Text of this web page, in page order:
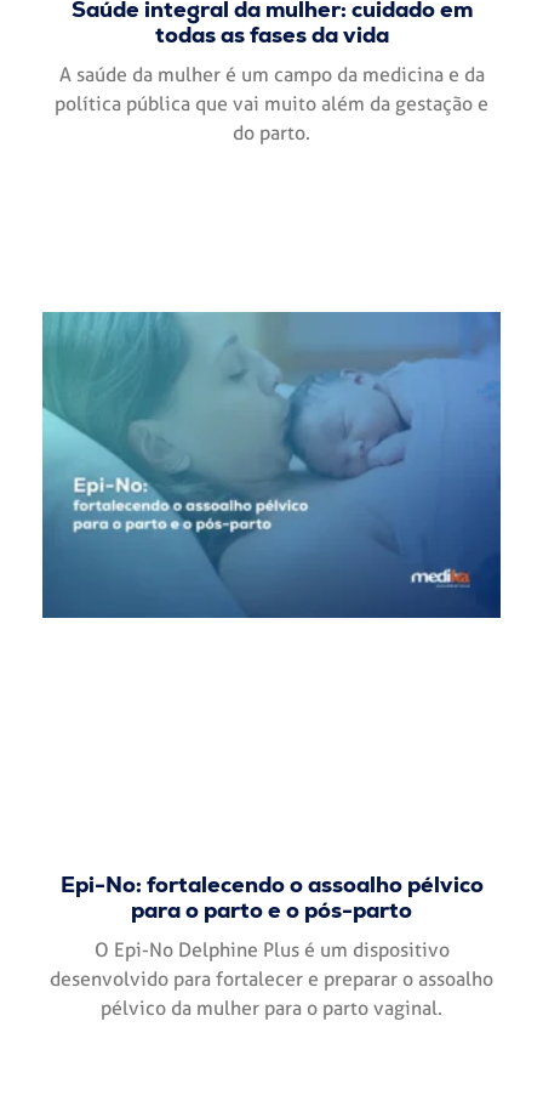
Saúde integral da mulher: cuidado em
todas as fases da vida
A saúde da mulher é um campo da medicina e da
política pública que vai muito além da gestação e
do parto.
Epi-No: fortalecendo o assoalho pélvico
para o parto e o pós-parto
O Epi-No Delphine Plus é um dispositivo
desenvolvido para fortalecer e preparar o assoalho
pélvico da mulher para o parto vaginal.